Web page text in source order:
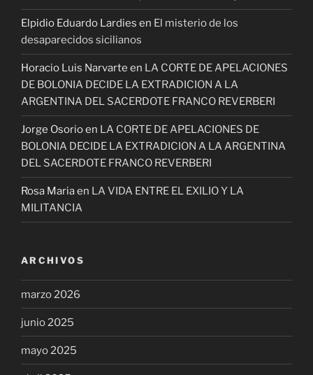
Elpidio Eduardo Lardies en El misterio de los
desaparecidos sicilianos
Horacio Luis Narvarte en LA CORTE DE APELACIONES
DE BOLONIA DECIDE LA EXTRADICION A LA
ARGENTINA DEL SACERDOTE FRANCO REVERBERI
Jorge Osorioen LA CORTE DE APELACIONES DE
BOLONIA DECIDE LA EXTRADICION A LA ARGENTINA
DEL SACERDOTE FRANCO REVERBERI
Rosa Mariaen LA VIDA ENTRE EL EXILIO Y LA
MILITANCIA
ARCHIVOS
marzo 2026
junio 2025
mayo 2025